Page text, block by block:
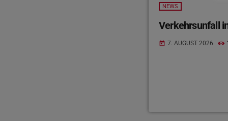
NEWS
Verkehrsunfall
today 7. AUGUST 2026